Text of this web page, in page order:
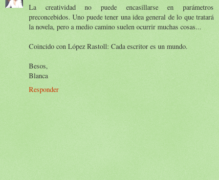
La creatividad no puede encasillarse en parámetros
preconcebidos. Uno puede tener una idea general de lo que tratará
la novela, pero a medio camino suelen ocurrir muchas cosas...
Coincido con López Rastoll: Cada escritor es un mundo.
Besos,
Blanca
Responder